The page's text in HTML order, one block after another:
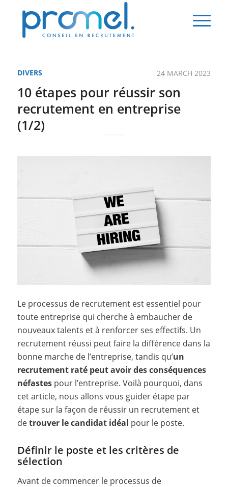
DIVERS 24 MARCH 2023
10 étapes pour réussir son
recrutement en entreprise
(1/2)
Le processus de recrutement est essentiel pour
toute entreprise qui cherche à embaucher de
nouveaux talents et à renforcer ses effectifs. Un
recrutement réussi peut faire la différence dans la
bonne marche de l’entreprise, tandis qu’un
recrutement raté peut avoir des conséquences
néfastespour l’entreprise. Voilà pourquoi, dans
cet article, nous allons vous guider étape par
étape sur la façon de réussir un recrutement et
detrouver le candidat idéal pour le poste.
Définir le poste et les critères de
sélection
Avant de commencer le processus de